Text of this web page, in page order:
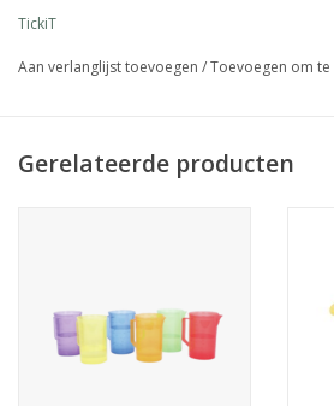
TickiT
Aan verlanglijst toevoegen /Toevoegen om te
Gerelateerde producten